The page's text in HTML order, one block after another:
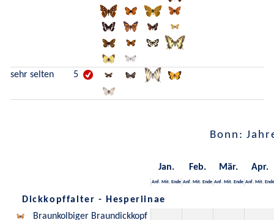
sehr selten 5
Bonn:
Jan. Feb. Mär. Apr.
Anf. Mit. Ende Anf. Mit. Ende Anf. Mit. Ende Anf. Mit. Ende
Dickkopffalter - Hesperiinae
Braunkolbiger Braundickkopf